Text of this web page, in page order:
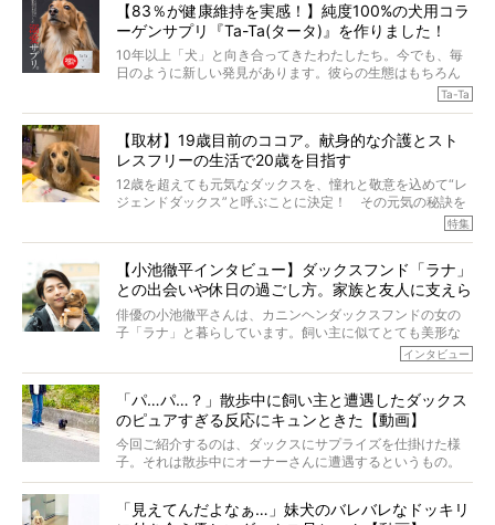
【83％が健康維持を実感！】純度100%の犬用コラ
ーゲンサプリ『Ta-Ta(タータ)』を作りました！
10年以上「犬」と向き合ってきたわたしたち。今でも、毎
日のように新しい発見があります。彼らの生態はもちろん
のこと、「食事」に関することも同じです。昔の犬は25年
代の犬の食事は“ある重要な栄養”が不足しがちになっている
というのです。
それを効率よくおぎなってくれるのが、コラーゲン！ そ
こでわたしたちは、純度100%の犬用コラーゲンサプリ
『Ta-Ta(タータ)』を作りました！
愛犬家の83％が「健康維持を実感した」と評判のTa-Ta(タ
か届きますように。
Ta-Ta
【取材】19歳目前のココア。献身的な介護とスト
レスフリーの生活で20歳を目指す
12歳を超えても元気なダックスを、憧れと敬意を込めて“レ
ジェンドダックス”と呼ぶことに決定！ その元気の秘訣を
オーナーさんに伺うのが、特集『レジェンドダックスの肖
く」というオーナーさんのポリシーのもと、甘やかさずに
育てられ、18歳になるまで定期検査すらしたことがなかっ
たというココアくん。果たしてその長生きの秘訣とは。
特集
【小池徹平インタビュー】ダックスフンド「ラナ」
との出会いや休日の過ごし方。家族と友人に支えら
れてー
俳優の小池徹平さんは、カニンヘンダックスフンドの女の
子「ラナ」と暮らしています。飼い主に似てとても美形な
ラナは、現在８才。小池さんのインスタグラムでは、ラナ
ケメンから愛されているラナは、去年の誕生日に小池さん
からプレゼントしてもらったハーネスをつけて撮影に参加
してくれました。
インタビュー
「パ…パ…？」散歩中に飼い主と遭遇したダックス
のピュアすぎる反応にキュンときた【動画】
今回ご紹介するのは、ダックスにサプライズを仕掛けた様
子。それは散歩中にオーナーさんに遭遇するというもの。
戸惑って歩きを止めたり、すぐに気付いて追いかけたり、
「見えてんだよなぁ…」妹犬のバレバレなドッキリ